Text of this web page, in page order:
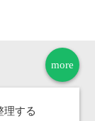
more
理する